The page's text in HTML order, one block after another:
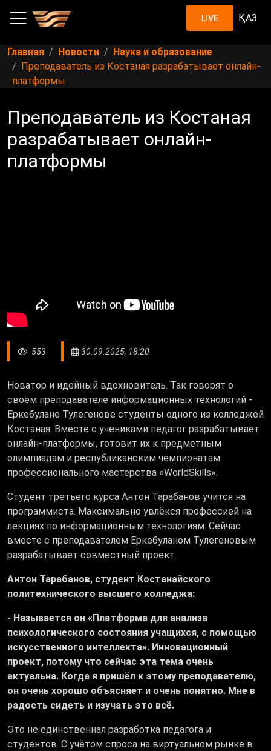
LIVE ҚАЗ
Главная Новости
Наука и образование
Преподаватель из Костаная разрабатывает онлайн-
платформы
Преподаватель из Костаная
разрабатывает онлайн-
платформы
553 30.09.2025, 18:20
Новатор и идейный вдохновитель. Так говорят о
своём преподавателе информационных технологий -
Еркебулане Тулегенове студенты одного из колледжей
Костаная. Вместе с учениками педагог разрабатывает
онлайн-платформы, готовит их к предметным
олимпиадам и республиканским чемпионатам
профессионального мастерства «WorldSkills».
Студент третьего курса Антон Тарабанов учится на
программиста. Максимально увлёкся профессией на
лекциях по информационным технологиям. Сейчас
вместе с преподавателем Еркебуланом Тулегеновым
разрабатывает совместный проект.
Антон Тарабанов, студент Костанайского
политехнического высшего колледжа:
- Называется он «Платформа для анализа
психологического состояния учащихся, с помощью
искусственного интеллекта». Инновационный
проект, потому что сейчас эта тема очень
актуальна. Когда я пришёл к этому преподавателю,
он очень хорошо объясняет и очень понятно. Мне в
радость сидеть и изучать это всё.
Это не единственная разработка педагога и
студентов. С учётом спроса на виртуальном рынке в